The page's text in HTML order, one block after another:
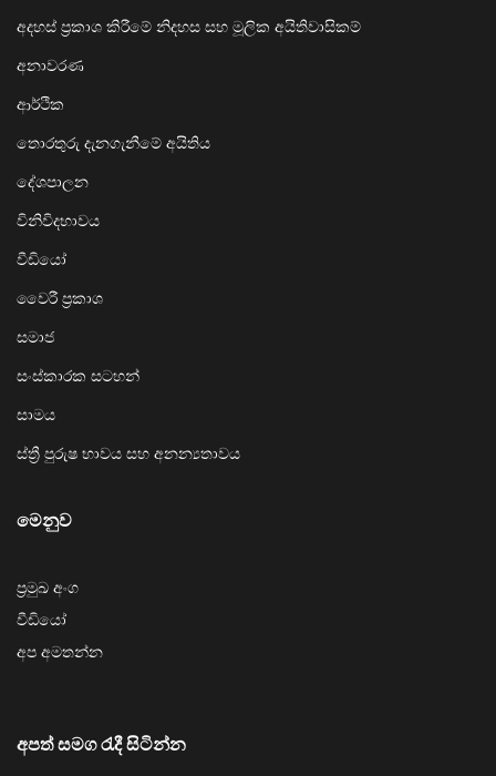
අදහස් ප්‍රකාශ කිරීමේ නිදහස සහ මූලික අයිතිවාසිකම්
අනාවරණ
ආර්ථික
තොරතුරු දැනගැනීමේ අයිතිය
දේශපාලන
විනිවිදභාවය
වීඩියෝ
වෛරී ප්‍රකාශ
සමාජ
සංස්කාරක සටහන්
සාමය
ස්ත්‍රී පුරුෂ භාවය සහ අනන්‍යතාවය
මෙනුව
ප්‍රමුඛ අංග
වීඩියෝ
අප අමතන්න
අපත් සමග රැදී සිටින්න